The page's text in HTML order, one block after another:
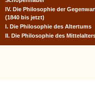
IV. Die Philosophie der
(1840 bis jetzt)
I. Die Philosophie des Altertums
II. Die Philosophie des